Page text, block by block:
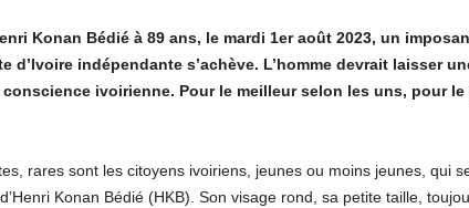
Konan Bédié à 89 ans, le mardi 1er août 2023, un
d’Ivoire indépendante s’achève. L’homme devrait laisser
ivoirienne. Pour le meilleur selon les uns, pour
rares sont les citoyens ivoiriens, jeunes ou moins jeunes, qui
Konan Bédié (HKB). Son visage rond, sa petite taille,